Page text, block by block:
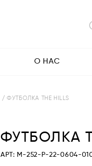
О НАС
/ ФУТБОЛКА THE HILLS
ФУТБОЛКА
АРТ: M-252-P-22-0604-